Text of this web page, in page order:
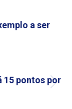
a ser
15 pontos por